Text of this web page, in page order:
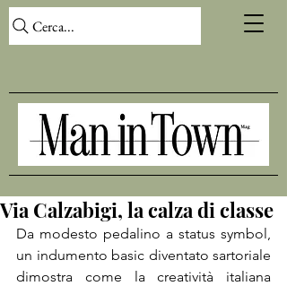
Cerca...
Via Calzabigi, la calza di classe
Da modesto pedalino a status symbol,
un indumento basic diventato sartoriale
dimostra come la creatività italiana